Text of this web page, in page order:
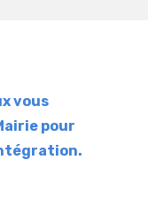
vous
pour